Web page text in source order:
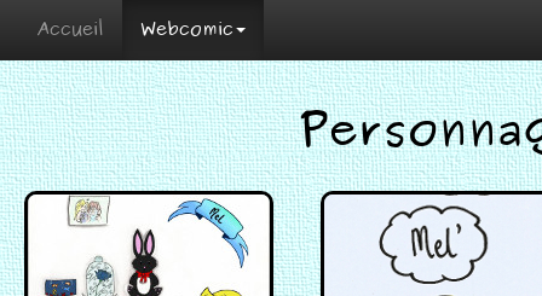
Accueil Webcomic